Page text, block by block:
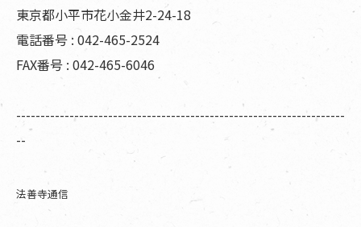
東京都小平市花小金井2-24-18
電話番号 : 042-465-2524
FAX番号 : 042-465-6046
--------------------------------------------------------------------
--
法善寺通信